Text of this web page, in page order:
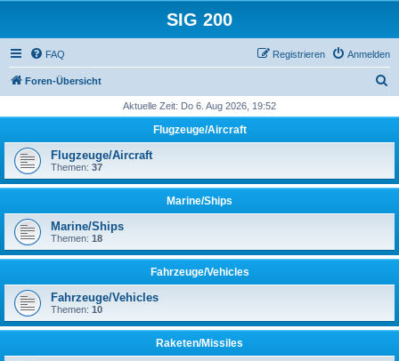
SIG 200
FAQ Anmelden
Registrieren
Foren-Übersicht
h
Aktuelle Zeit: Do 6. Aug 2026, 19:52
Flugzeuge/Aircraft
Flugzeuge/Aircraft
Themen: 37
Marine/Ships
Marine/Ships
Themen: 18
Fahrzeuge/Vehicles
Fahrzeuge/Vehicles
Themen: 10
Raketen/Missiles